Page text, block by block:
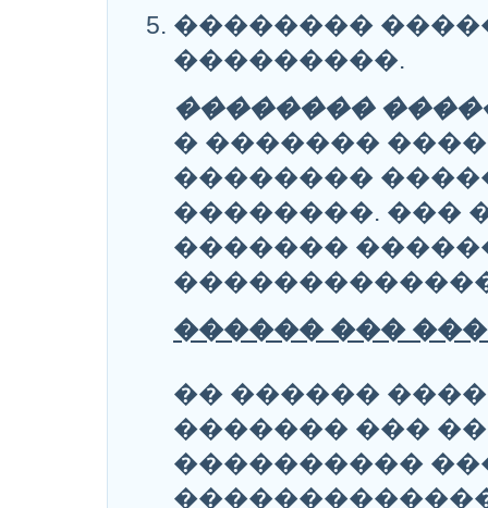
��������
���������.
��������
� �������
��������
��������. ���
�������
������ ���
�� ������
������� ���
����������